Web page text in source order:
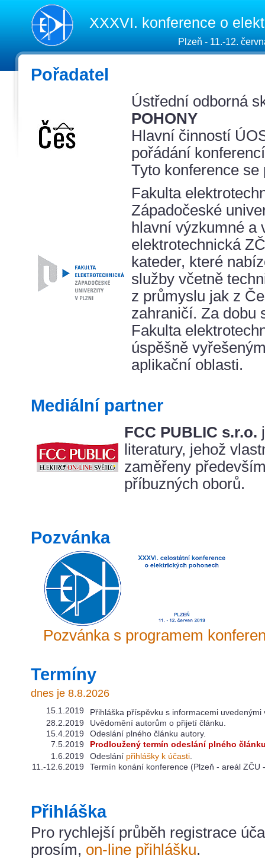
XXXVI. konference o
Plzeň - 11.-12.
Pořadatel
Ústřední odborná
POHONY
Hlavní činností
pořádání
Tyto konference
Fakulta
Západočeské
hlavní výzkumné a
elektrotechnická
kateder, které
služby včetně
z průmyslu jak z
zahraničí. Za dobu
Fakulta
úspěšně
aplikační oblasti.
Mediální partner
FCC PUBLIC s.r.o.
literatury, jehož
zaměřeny
příbuzných oborů.
Pozvánka
Pozvánka s programem
Termíny
dnes je 8.8.2026
15.1.2019
Přihláška příspěvku s informacemi
28.2.2019
Uvědomění autorům o přijetí článku.
15.4.2019
Odeslání plného článku autory.
7.5.2019
Prodloužený termín odeslání plného
1.6.2019
Odeslání přihlášky k účasti
11.-12.6.2019
Termín konání konference (Plzeň - areál ZČU
Přihláška
Pro rychlejší průběh registrace
prosím, on-line přihlášku.